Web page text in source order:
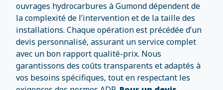
ouvrages hydrocarbures à Gumond dépendent de
la complexité de l’intervention et de la taille des
installations. Chaque opération est précédée d’un
devis personnalisé, assurant un service complet
avec un bon rapport qualité-prix. Nous
garantissons des coûts transparents et adaptés à
vos besoins spécifiques, tout en respectant les